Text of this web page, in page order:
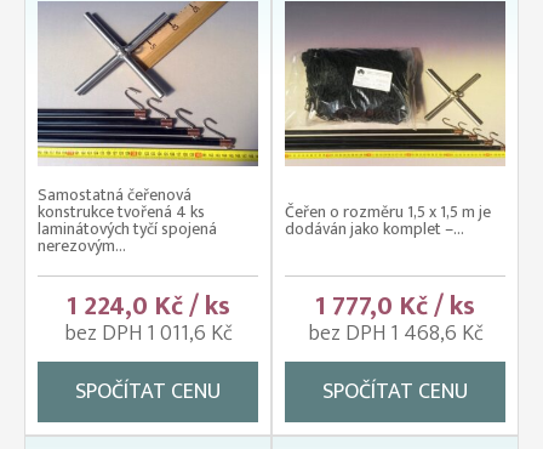
Samostatná čeřenová
konstrukce tvořená 4 ks
laminátových tyčí spojená
nerezovým...
1 224,0 Kč / ks
bez DPH 1 011,6 Kč
SPOČÍTAT CENU
Čeřen o rozměru 1,5 x 1,5 m je
dodáván jako komplet –...
1 777,0 Kč / ks
bez DPH 1 468,6 Kč
SPOČÍTAT CENU